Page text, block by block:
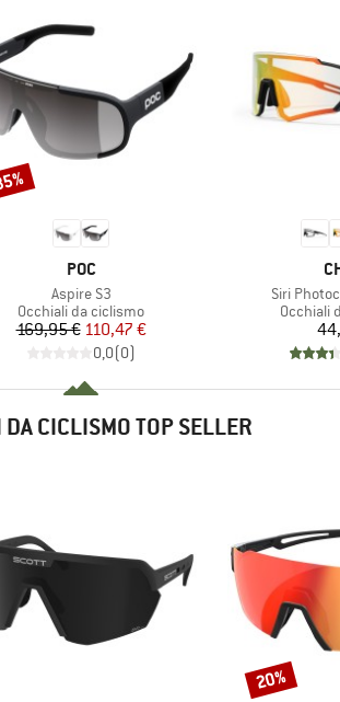
MARCHIO
POC
Articolo
Aspire S3
Gruppo di prodotti
Occhiali da ciclismo
Prezzo
169,95 €Prezzo ridotto
110,47 €
0,0(0)
Articolo
Siri
Gruppo
Occhiali
CICLISMO TOP SELLER
Sconto
20%